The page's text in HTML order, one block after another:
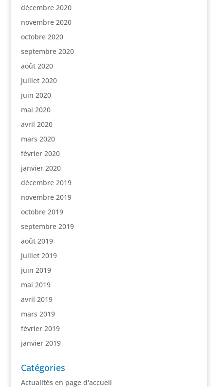
décembre 2020
novembre 2020
octobre 2020
septembre 2020
août 2020
juillet 2020
juin 2020
mai 2020
avril 2020
mars 2020
février 2020
janvier 2020
décembre 2019
novembre 2019
octobre 2019
septembre 2019
août 2019
juillet 2019
juin 2019
mai 2019
avril 2019
mars 2019
février 2019
janvier 2019
Catégories
Actualités en page d'accueil